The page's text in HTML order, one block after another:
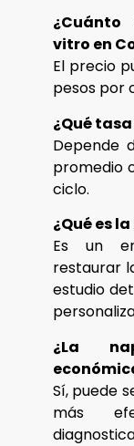
vitro en
El precio
pesos por
¿Qué
Depende
promedio
ciclo.
¿Qué es
Es un
restaurar
estudio
¿La
Sí, puede
más